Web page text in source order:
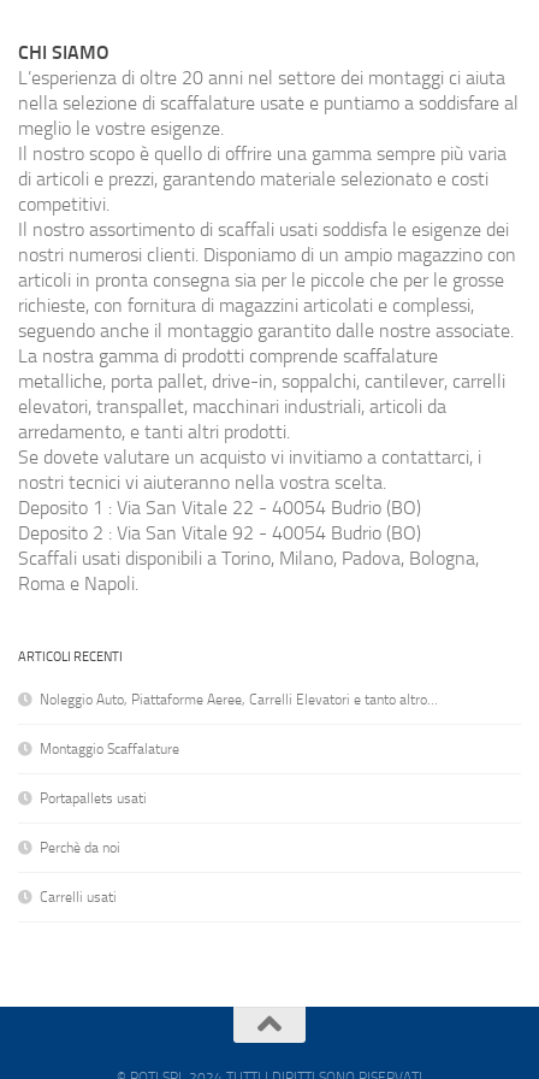
CHI SIAMO
L’esperienza di oltre 20 anni nel settore dei montaggi ci aiuta
nella selezione di scaffalature usate e puntiamo a soddisfare al
meglio le vostre esigenze.
Il nostro scopo è quello di offrire una gamma sempre più varia
di articoli e prezzi, garantendo materiale selezionato e costi
competitivi.
Il nostro assortimento di scaffali usati soddisfa le esigenze dei
nostri numerosi clienti. Disponiamo di un ampio magazzino con
articoli in pronta consegna sia per le piccole che per le grosse
richieste, con fornitura di magazzini articolati e complessi,
seguendo anche il montaggio garantito dalle nostre associate.
La nostra gamma di prodotti comprende scaffalature
metalliche, porta pallet, drive-in, soppalchi, cantilever, carrelli
elevatori, transpallet, macchinari industriali, articoli da
arredamento, e tanti altri prodotti.
Se dovete valutare un acquisto vi invitiamo a contattarci, i
nostri tecnici vi aiuteranno nella vostra scelta.
Deposito 1 : Via San Vitale 22 - 40054 Budrio (BO)
Deposito 2 : Via San Vitale 92 - 40054 Budrio (BO)
Scaffali usati disponibili a Torino, Milano, Padova, Bologna,
Roma e Napoli.
ARTICOLI RECENTI
Noleggio Auto, Piattaforme Aeree, Carrelli Elevatori e tanto altro…
Montaggio Scaffalature
Portapallets usati
Perchè da noi
Carrelli usati